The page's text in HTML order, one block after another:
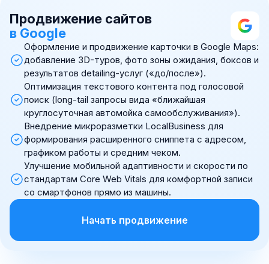
Продвижение сайтов
в Google
Оформление и продвижение карточки в Google Maps:
добавление 3D-туров, фото зоны ожидания, боксов и
результатов detailing-услуг («до/после»).
Оптимизация текстового контента под голосовой
поиск (long-tail запросы вида «ближайшая
круглосуточная автомойка самообслуживания»).
Внедрение микроразметки LocalBusiness для
формирования расширенного сниппета с адресом,
графиком работы и средним чеком.
Улучшение мобильной адаптивности и скорости по
стандартам Core Web Vitals для комфортной записи
со смартфонов прямо из машины.
Начать продвижение